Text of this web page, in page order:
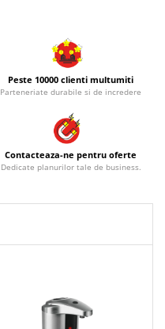
Peste 10000 clienti multumiti
Parteneriate durabile si de incredere
Contacteaza-ne pentru oferte
Dedicate planurilor tale de business.